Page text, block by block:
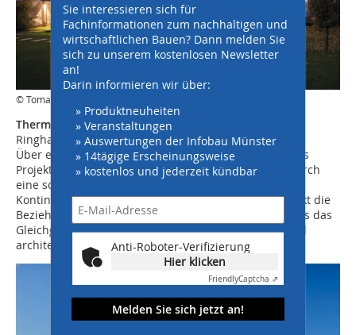
© Tomaz Gregoric
Thermische Renovierung:
Ringhaus, Slowenien
Über eine thermische Renovierung hinaus stellt dieses
Projekt die Verbindung zwischen Haus und Garten durch
eine sorgfältig gestaltete Erweiterung wieder her. Die
Kontinuität zwischen Innenraum und Landschaft stärkt die
Beziehung zur Umgebung. Die Jury schätzte besonders das
Gleichgewicht zwischen funktionaler Renovierung und
architektonischer Sensibilität.
Sie interessieren sich für
Fachinformationen zum nachhaltigen und
wirtschaftlichen Bauen? Dann melden Sie
sich zu unserem kostenlosen Newsletter
an!
Darin informieren wir über:
» Produktneuheiten
» Veranstaltungen
» Auswertungen der Infobau Münster
» 14tägige Erscheinungsweise
» kostenlos und jederzeit kündbar
Anti-Roboter-Verifizierung
Hier klicken
FriendlyCaptcha ⇗
Melden Sie sich jetzt an!